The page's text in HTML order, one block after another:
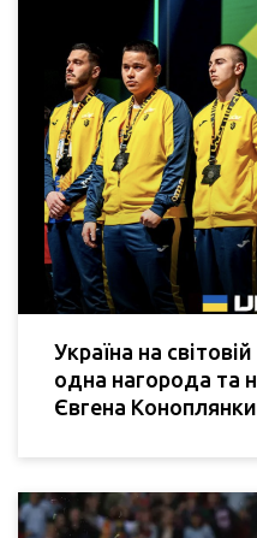
Україна на
одна нагорода та
Євгена